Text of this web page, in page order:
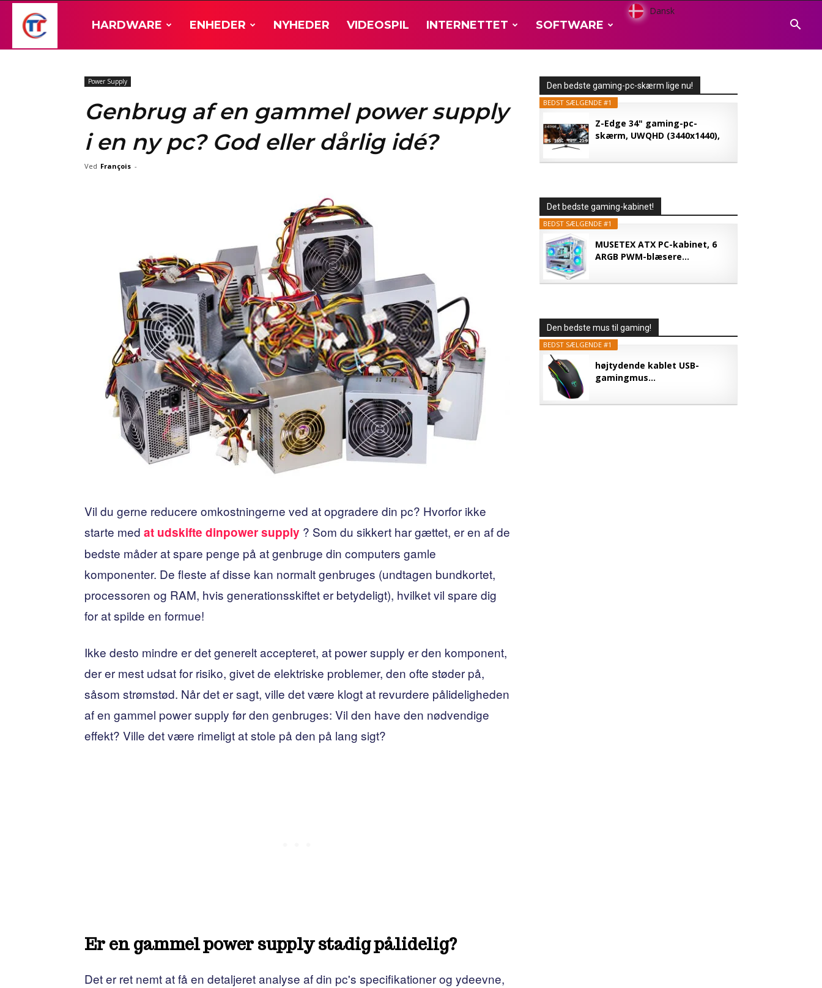
HARDWARE ENHEDER NYHEDER VIDEOSPIL INTERNETTET SOFTWARE
Dansk
Power Supply
Genbrug af en gammel power supply
i en ny pc? God eller dårlig idé?
Ved François -
Vil du gerne reducere omkostningerne ved at opgradere din pc? Hvorfor ikke
starte med at udskifte dinpower supply ? Som du sikkert har gættet, er en af ​​de
bedste måder at spare penge på at genbruge din computers gamle
komponenter. De fleste af disse kan normalt genbruges (undtagen bundkortet,
processoren og RAM, hvis generationsskiftet er betydeligt), hvilket vil spare dig
for at spilde en formue!
Ikke desto mindre er det generelt accepteret, at power supply er den komponent,
der er mest udsat for risiko, givet de elektriske problemer, den ofte støder på,
såsom strømstød. Når det er sagt, ville det være klogt at revurdere pålideligheden
af ​​en gammel power supply før den genbruges: Vil den have den nødvendige
effekt? Ville det være rimeligt at stole på den på lang sigt?
Er en gammel power supply stadig pålidelig?
Det er ret nemt at få en detaljeret analyse af din pc's specifikationer og ydeevne,
Den bedste gaming-pc-skærm lige nu!
BEDST SÆLGENDE #1
Z-Edge 34" gaming-pc-
skærm, UWQHD (3440x1440),
Det bedste gaming-kabinet!
BEDST SÆLGENDE #1
MUSETEX ATX PC-kabinet, 6
ARGB PWM-blæsere...
Den bedste mus til gaming!
BEDST SÆLGENDE #1
højtydende kablet USB-
gamingmus...